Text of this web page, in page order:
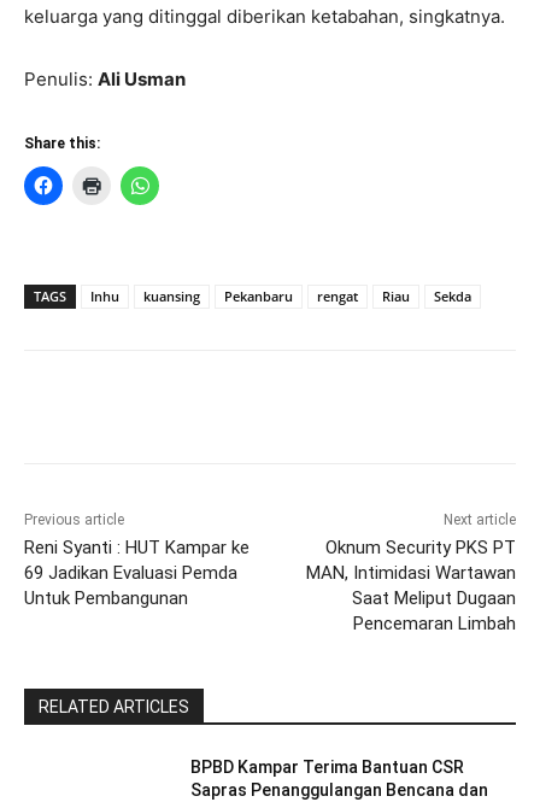
keluarga yang ditinggal diberikan ketabahan, singkatnya.
Penulis: Ali Usman
Share this:
TAGS Inhu kuansing Pekanbaru rengat Riau Sekda
Previous article
Reni Syanti : HUT Kampar ke
69 Jadikan Evaluasi Pemda
Untuk Pembangunan
Next article
Oknum Security PKS PT
MAN, Intimidasi Wartawan
Saat Meliput Dugaan
Pencemaran Limbah
RELATED ARTICLES
BPBD Kampar Terima Bantuan CSR
Sapras Penanggulangan Bencana dan